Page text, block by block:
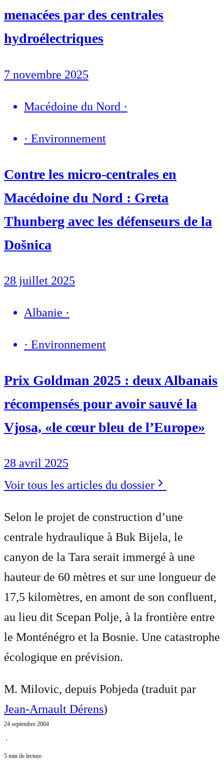
menacées par des centrales
hydroélectriques
7 novembre 2025
Macédoine du Nord ·
· Environnement
Contre les micro-centrales en
Macédoine du Nord : Greta
Thunberg avec les défenseurs de la
Došnica
28 juillet 2025
Albanie ·
· Environnement
Prix Goldman 2025 : deux Albanais
récompensés pour avoir sauvé la
Vjosa, «le cœur bleu de l’Europe»
28 avril 2025
Voir tous les articles du dossier
Selon le projet de construction d’une
centrale hydraulique à Buk Bijela, le
canyon de la Tara serait immergé à une
hauteur de 60 mètres et sur une longueur de
17,5 kilomètres, en amont de son confluent,
au lieu dit Scepan Polje, à la frontière entre
le Monténégro et la Bosnie. Une catastrophe
écologique en prévision.
M. Milovic, depuis Pobjeda (traduit par
Jean-Arnault Dérens)
24 septembre 2004
⋅
5 min de lecture